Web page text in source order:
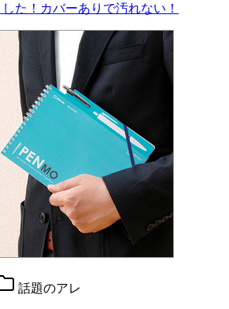
た！カバーありで汚れない！
話題のアレ